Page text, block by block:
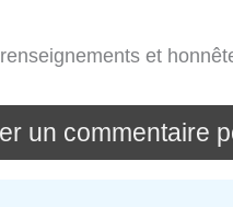
et
un commentaire